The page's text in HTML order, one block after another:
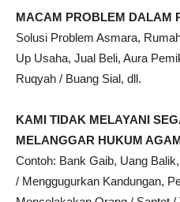
MACAM PROBLEM DALAM
Solusi Problem Asmara,
Up Usaha, Jual Beli, Aura
Ruqyah / Buang Sial, dll.
KAMI TIDAK MELAYANI
MELANGGAR HUKUM
Contoh: Bank Gaib, Uang
/ Menggugurkan Kandungan,